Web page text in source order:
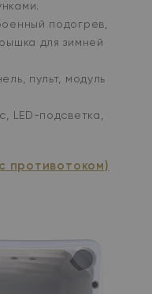
подогрев,
для зимней
пульт, модуль
LED-подсветка,
противотоком)